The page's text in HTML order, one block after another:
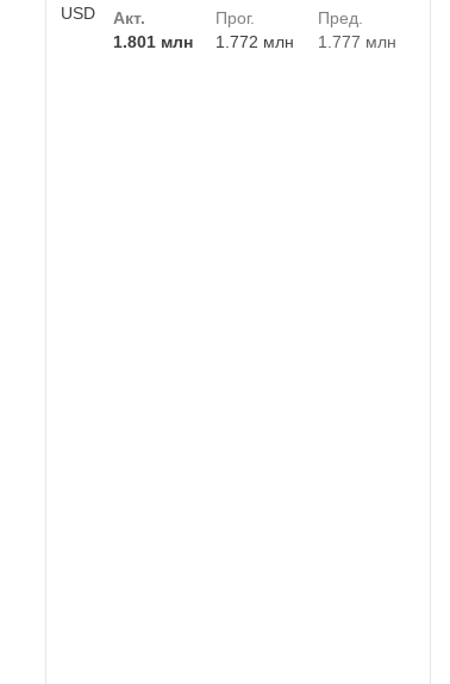
USD
Акт.
1.801 млн
Прог.
1.772 млн
Пред.
1.777 млн